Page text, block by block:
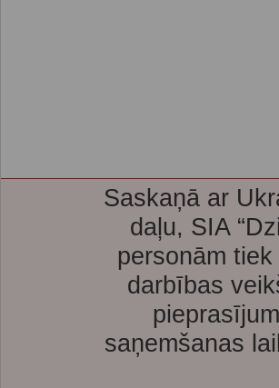
Saskaņā ar
daļu, SIA
personām
darbības
saņemšanas